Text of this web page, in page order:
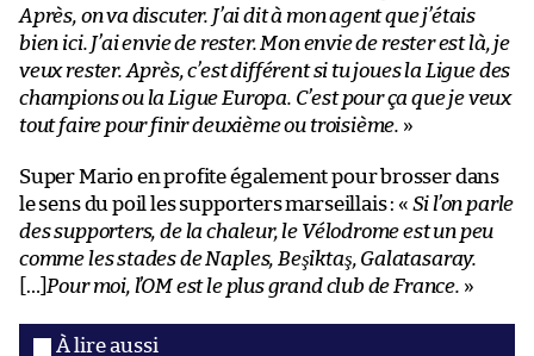
Après, on va discuter. J’ai dit à mon agent que j’étais
bien ici. J’ai envie de rester. Mon envie de rester est là, je
veux rester. Après, c’est différent si tu joues la Ligue des
champions ou la Ligue Europa. C’est pour ça que je veux
tout faire pour finir deuxième ou troisième. »
Super Mario en profite également pour brosser dans
le sens du poil les supporters marseillais : « Si l’on parle
des supporters, de la chaleur, le Vélodrome est un peu
comme les stades de Naples, Beşiktaş, Galatasaray.
[…] Pour moi, l’OM est le plus grand club de France. »